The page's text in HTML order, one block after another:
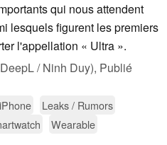
qui nous attendent
lesquels figurent les premiers
l'appellation « Ultra ».
/ Ninh Duy), Publié
iPhone
Leaks / Rumors
Wearable